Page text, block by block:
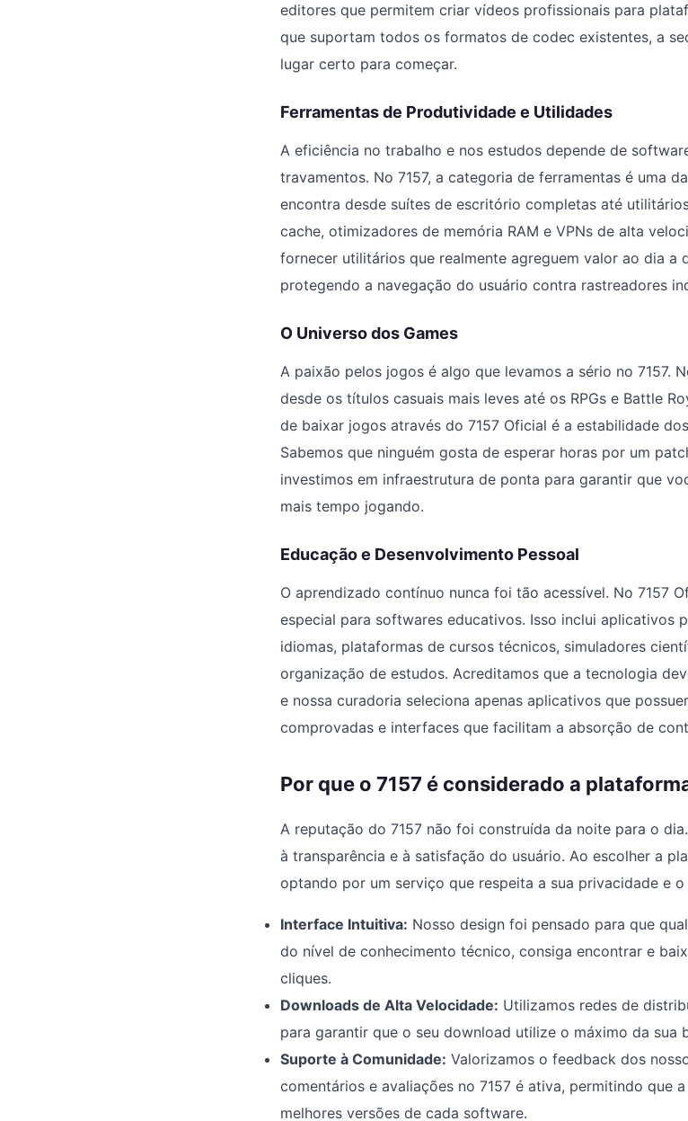
editores que permitem criar vídeos profissionais para
que suportam todos os formatos de codec existentes, a
lugar certo para começar.
Ferramentas de Produtividade e Utilidades
A eficiência no trabalho e nos estudos depende de
travamentos. No 7157, a categoria de ferramentas é uma
encontra desde suítes de escritório completas até
cache, otimizadores de memória RAM e VPNs de alta
fornecer utilitários que realmente agreguem valor ao dia a
protegendo a navegação do usuário contra rastreadores
O Universo dos Games
A paixão pelos jogos é algo que levamos a sério no 7157.
desde os títulos casuais mais leves até os RPGs e Battle
de baixar jogos através do 7157 Oficial é a estabilidade
Sabemos que ninguém gosta de esperar horas por um
investimos em infraestrutura de ponta para garantir que
mais tempo jogando.
Educação e Desenvolvimento Pessoal
O aprendizado contínuo nunca foi tão acessível. No 7157
especial para softwares educativos. Isso inclui aplicativos
idiomas, plataformas de cursos técnicos, simuladores
organização de estudos. Acreditamos que a tecnologia
e nossa curadoria seleciona apenas aplicativos que
comprovadas e interfaces que facilitam a absorção de
Por que o 7157 é considerado a
A reputação do 7157 não foi construída da noite para o
à transparência e à satisfação do usuário. Ao escolher a
optando por um serviço que respeita a sua privacidade e o
Interface Intuitiva: Nosso design foi pensado para que
do nível de conhecimento técnico, consiga encontrar e
cliques.
Downloads de Alta Velocidade: Utilizamos redes de
para garantir que o seu download utilize o máximo da sua
Suporte à Comunidade: Valorizamos o feedback dos
comentários e avaliações no 7157 é ativa, permitindo que
melhores versões de cada software.